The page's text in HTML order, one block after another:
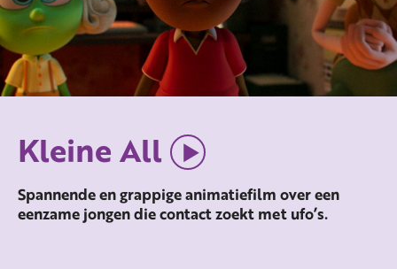
Kleine All
Spannende en grappige animatiefilm over een
eenzame jongen die contact zoekt met ufo’s.